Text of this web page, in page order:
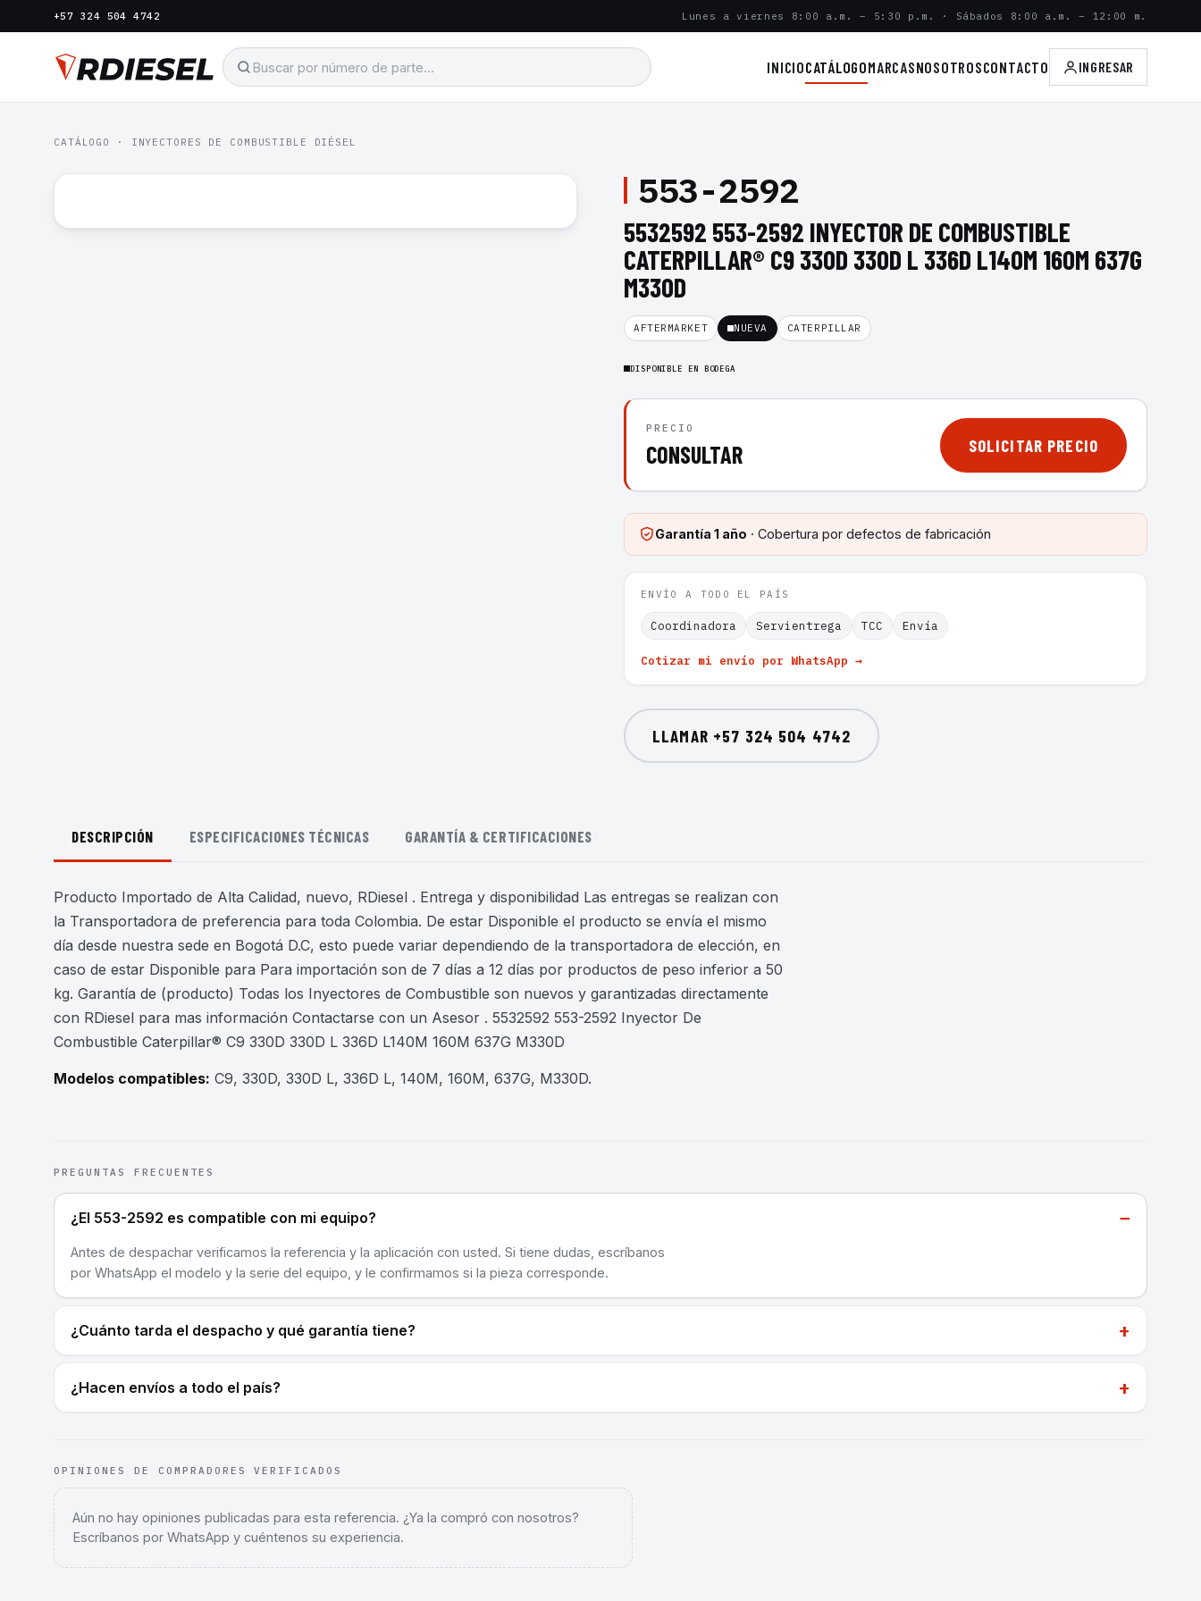
+57 324 504 4742 Lunes a viernes 8:00 a.m. – 5:30 p.m. · Sábados 8:00 a.m. – 12:00 m.
INICIOCATÁLOGOMARCASNOSOTROSCONTACTO INGRESAR
CATÁLOGO · INYECTORES DE COMBUSTIBLE DIÉSEL
553-2592
5532592 553-2592 INYECTOR DE COMBUSTIBLE
CATERPILLAR® C9 330D 330D L 336D L140M 160M 637G
M330D
AFTERMARKET NUEVA CATERPILLAR
DISPONIBLE EN BODEGA
PRECIO
CONSULTAR SOLICITAR PRECIO
Garantía 1 año · Cobertura por defectos de fabricación
ENVÍO A TODO EL PAÍS
Coordinadora Servientrega TCC Envía
Cotizar mi envío por WhatsApp →
LLAMAR +57 324 504 4742
DESCRIPCIÓN ESPECIFICACIONES TÉCNICAS GARANTÍA & CERTIFICACIONES
Producto Importado de Alta Calidad, nuevo, RDiesel . Entrega y disponibilidad Las entregas se realizan con
la Transportadora de preferencia para toda Colombia. De estar Disponible el producto se envía el mismo
día desde nuestra sede en Bogotá D.C, esto puede variar dependiendo de la transportadora de elección, en
caso de estar Disponible para Para importación son de 7 días a 12 días por productos de peso inferior a 50
kg. Garantía de (producto) Todas los Inyectores de Combustible son nuevos y garantizadas directamente
con RDiesel para mas información Contactarse con un Asesor . 5532592 553-2592 Inyector De
Combustible Caterpillar® C9 330D 330D L 336D L140M 160M 637G M330D
Modelos compatibles: C9, 330D, 330D L, 336D L, 140M, 160M, 637G, M330D.
PREGUNTAS FRECUENTES
¿El 553-2592 es compatible con mi equipo? −
Antes de despachar verificamos la referencia y la aplicación con usted. Si tiene dudas, escríbanos
por WhatsApp el modelo y la serie del equipo, y le confirmamos si la pieza corresponde.
¿Cuánto tarda el despacho y qué garantía tiene? +
¿Hacen envíos a todo el país? +
OPINIONES DE COMPRADORES VERIFICADOS
Aún no hay opiniones publicadas para esta referencia. ¿Ya la compró con nosotros?
Escríbanos por WhatsApp y cuéntenos su experiencia.